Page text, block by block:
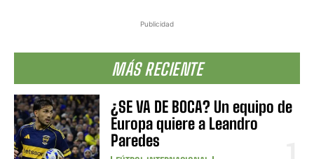
Publicidad
MÁS RECIENTE
¿SE VA DE BOCA? Un equipo de
Europa quiere a Leandro
Paredes